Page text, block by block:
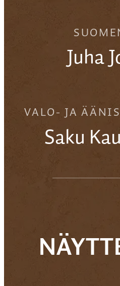
Juha
VALO- JA
Saku